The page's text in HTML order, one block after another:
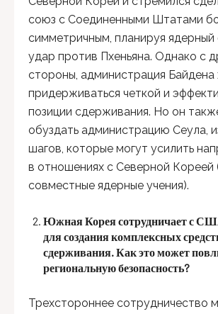
союз с Соединенными Штатами
симметричным, планируя ядерный
удар против Пхеньяна. Однако с
стороны, администрация Байдена
придерживаться четкой и
позиции сдерживания. Но он
обуздать администрацию Сеула,
шагов, которые могут усилить
в отношениях с Северной Кореей
совместные ядерные учения).
Южная Корея сотрудничает с
для создания комплексных
сдерживания. Как это может
региональную безопасность?
Трехстороннее сотрудничество